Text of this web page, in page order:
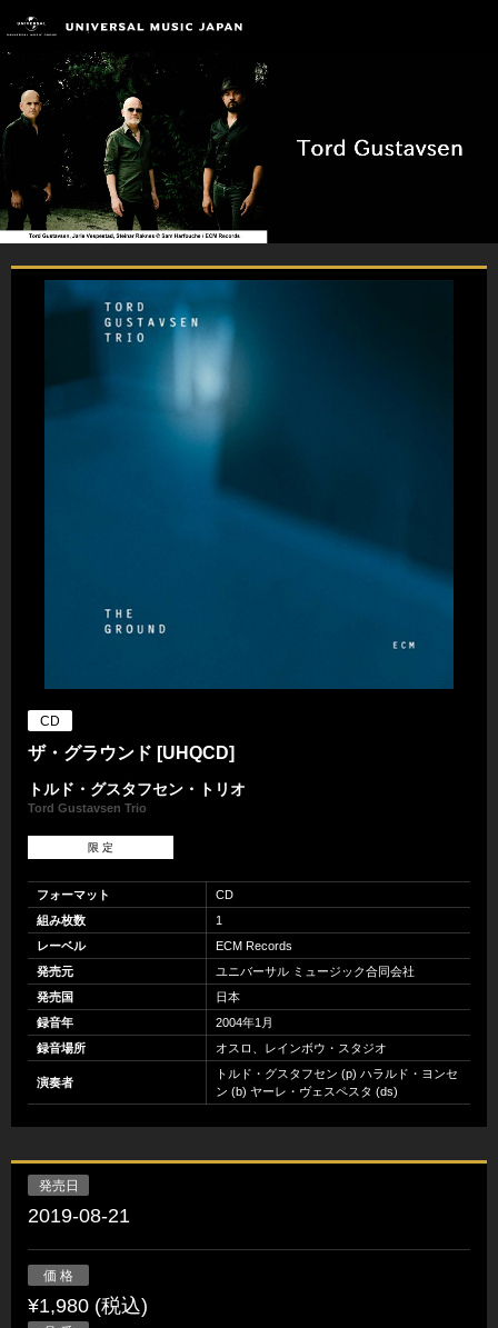
CD
ザ・グラウンド [UHQCD]
トルド・グスタフセン・トリオ
Tord Gustavsen Trio
限 定
フォーマット
CD
組み枚数
1
レーベル
ECM Records
発売元
ユニバーサル ミュージック合同会社
発売国
日本
録音年
2004年1月
録音場所
オスロ、レインボウ・スタジオ
演奏者
トルド・グスタフセン (p) ハラルド・ヨンセ
ン (b) ヤーレ・ヴェスペスタ (ds)
発売日
2019-08-21
価 格
¥1,980 (税込)